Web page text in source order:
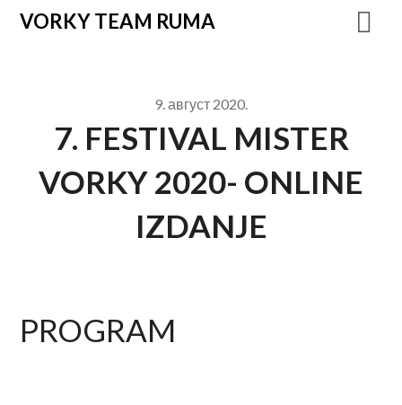
VORKY TEAM RUMA
9. август 2020.
7. FESTIVAL MISTER
VORKY 2020- ONLINE
IZDANJE
PROGRAM